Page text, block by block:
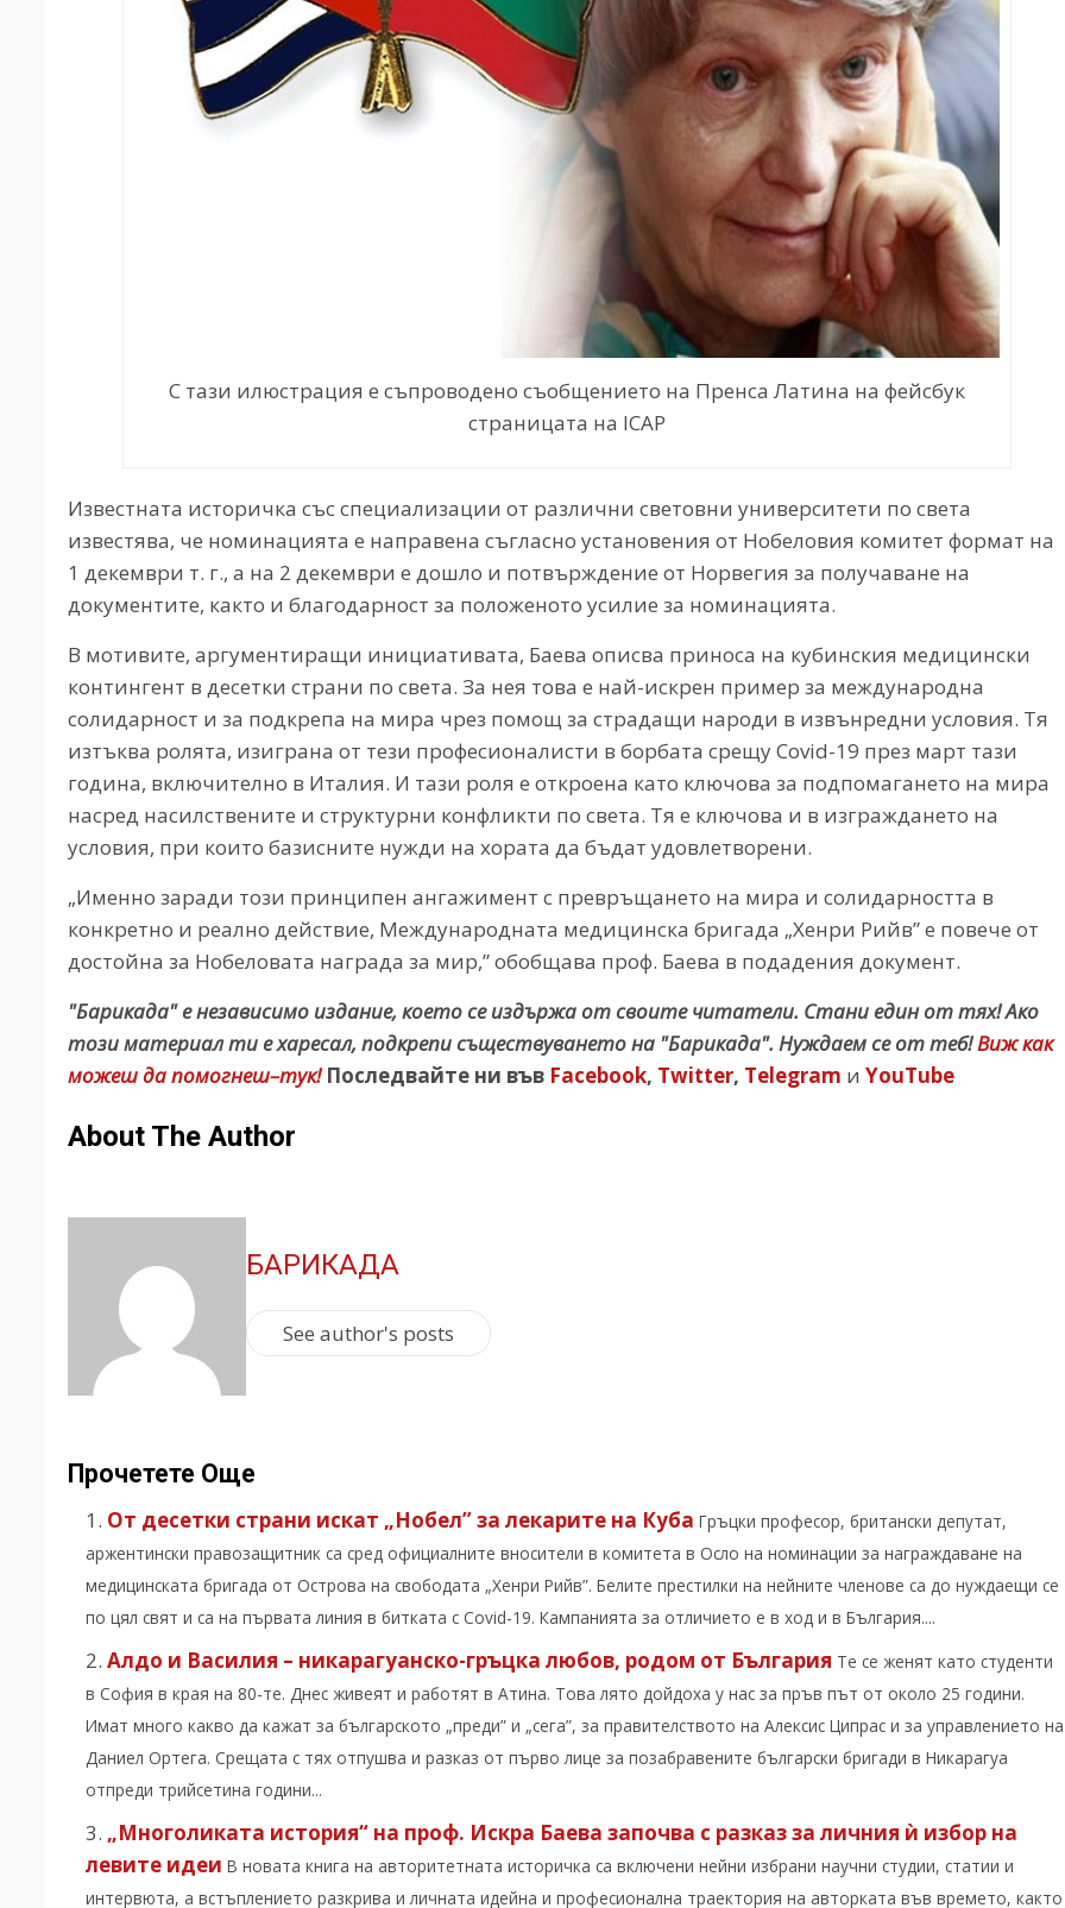
С тази илюстрация е съпроводено съобщението на Пренса Латина на фейсбук
страницата на ICAP
Известната историчка със специализации от различни световни университети по света
известява, че номинацията е направена съгласно установения от Нобеловия комитет формат на
1 декември т. г., а на 2 декември е дошло и потвърждение от Норвегия за получаване на
документите, както и благодарност за положеното усилие за номинацията.
В мотивите, аргументиращи инициативата, Баева описва приноса на кубинския медицински
контингент в десетки страни по света. За нея това е най-искрен пример за международна
солидарност и за подкрепа на мира чрез помощ за страдащи народи в извънредни условия. Тя
изтъква ролята, изиграна от тези професионалисти в борбата срещу Covid-19 през март тази
година, включително в Италия. И тази роля е откроена като ключова за подпомагането на мира
насред насилствените и структурни конфликти по света. Тя е ключова и в изграждането на
условия, при които базисните нужди на хората да бъдат удовлетворени.
„Именно заради този принципен ангажимент с превръщането на мира и солидарността в
конкретно и реално действие, Международната медицинска бригада „Хенри Рийв” е повече от
достойна за Нобеловата награда за мир,” обобщава проф. Баева в подадения документ.
"Барикада" е независимо издание, което се издържа от своите читатели. Стани един от тях! Ако
този материал ти е харесал, подкрепи съществуването на "Барикада". Нуждаем се от теб!Виж как
можеш да помогнеш–тук! Последвайте ни във Facebook, Twitter, Telegram и YouTube
About The Author
БАРИКАДА
See author's posts
Прочетете Още
От десетки страни искат „Нобел” за лекарите на Куба Гръцки професор, британски депутат,
аржентински правозащитник са сред официалните вносители в комитета в Осло на номинации за награждаване на
медицинската бригада от Острова на свободата „Хенри Рийв”. Белите престилки на нейните членове са до нуждаещи се
по цял свят и са на първата линия в битката с Covid-19. Кампанията за отличието е в ход и в България....
Алдо и Василия – никарагуанско-гръцка любов, родом от България Те се женят като студенти
в София в края на 80-те. Днес живеят и работят в Атина. Това лято дойдоха у нас за пръв път от около 25 години.
Имат много какво да кажат за българското „преди” и „сега”, за правителството на Алексис Ципрас и за управлението на
Даниел Ортега. Срещата с тях отпушва и разказ от първо лице за позабравените български бригади в Никарагуа
отпреди трийсетина години...
„Многоликата история“ на проф. Искра Баева започва с разказ за личния ѝ избор на
левите идеи В новата книга на авторитетната историчка са включени нейни избрани научни студии, статии и
интервюта, а встъплението разкрива и личната идейна и професионална траектория на авторката във времето, както